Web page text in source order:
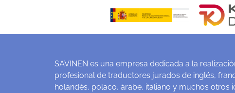
SAVINEN es una empresa dedicada a la
profesional de traductores jurados de inglés,
holandés, polaco, árabe, italiano y muchos otros